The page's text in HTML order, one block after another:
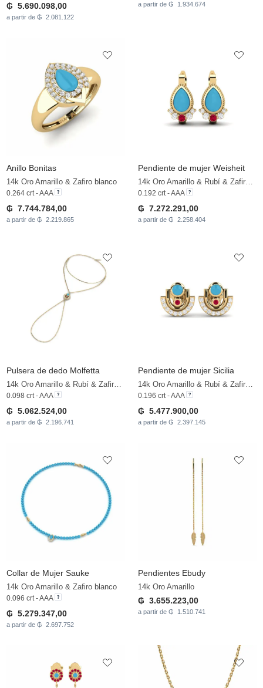
₲ 5.690.098,00
a partir de ₲ 2.081.122
a partir de ₲ 1.934.674
Anillo Bonitas
14k Oro Amarillo & Zafiro blanco
0.264 crt - AAA
₲ 7.744.784,00
a partir de ₲ 2.219.865
Pendiente de mujer Weisheit
14k Oro Amarillo & Rubí & Zafiro blanco
0.192 crt - AAA
₲ 7.272.291,00
a partir de ₲ 2.258.404
Pulsera de dedo Molfetta
14k Oro Amarillo & Rubí & Zafiro blanco
0.098 crt - AAA
₲ 5.062.524,00
a partir de ₲ 2.196.741
Pendiente de mujer Sicilia
14k Oro Amarillo & Rubí & Zafiro blanco
0.196 crt - AAA
₲ 5.477.900,00
a partir de ₲ 2.397.145
Collar de Mujer Sauke
14k Oro Amarillo & Zafiro blanco
0.096 crt - AAA
₲ 5.279.347,00
a partir de ₲ 2.697.752
Pendientes Ebudy
14k Oro Amarillo
₲ 3.655.223,00
a partir de ₲ 1.510.741